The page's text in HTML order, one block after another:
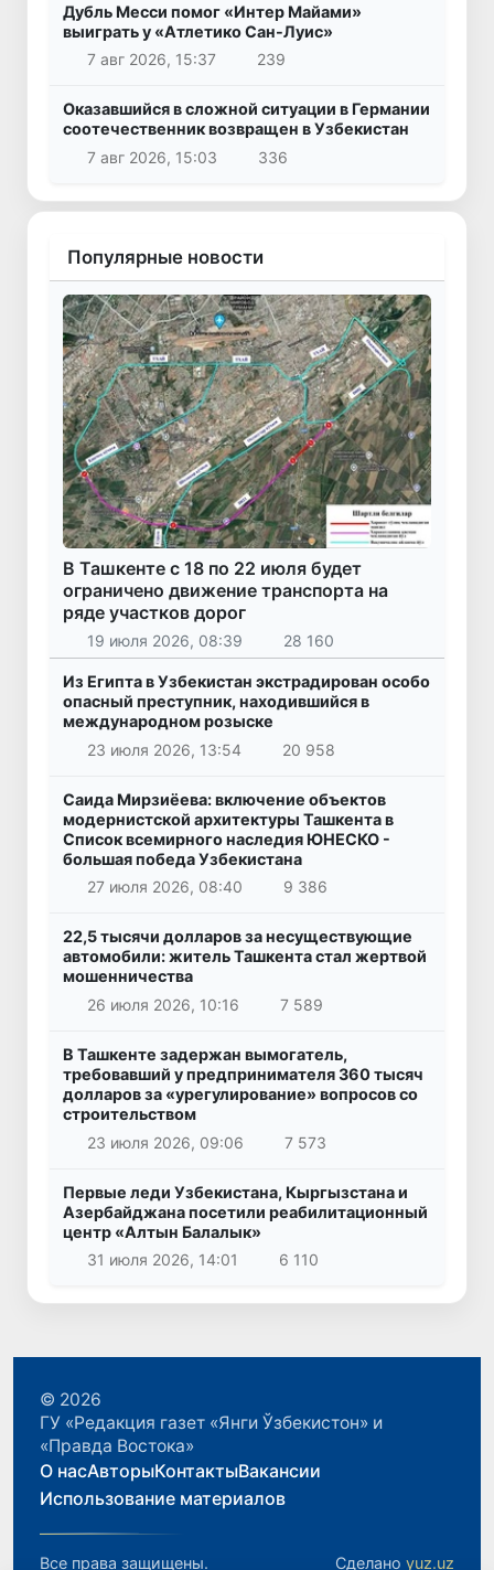
Дубль Месси помог «Интер Майами»
выиграть у «Атлетико Сан-Луис»
7 авг 2026, 15:37
239
Оказавшийся в сложной ситуации в Германии
соотечественник возвращен в Узбекистан
7 авг 2026, 15:03
336
Популярные новости
В Ташкенте с 18 по 22 июля будет
ограничено движение транспорта на
ряде участков дорог
19 июля 2026, 08:39 28 160
Из Египта в Узбекистан экстрадирован особо
опасный преступник, находившийся в
международном розыске
23 июля 2026, 13:54
20 958
Саида Мирзиёева: включение объектов
модернистской архитектуры Ташкента в
Список всемирного наследия ЮНЕСКО -
большая победа Узбекистана
27 июля 2026, 08:40
9 386
22,5 тысячи долларов за несуществующие
автомобили: житель Ташкента стал жертвой
мошенничества
26 июля 2026, 10:16
7 589
В Ташкенте задержан вымогатель,
требовавший у предпринимателя 360 тысяч
долларов за «урегулирование» вопросов со
строительством
23 июля 2026, 09:06
7 573
Первые леди Узбекистана, Кыргызстана и
Азербайджана посетили реабилитационный
центр «Алтын Балалык»
31 июля 2026, 14:01
6 110
© 2026
ГУ «Редакция газет «Янги Ўзбекистон» и
«Правда Востока»
О насАвторыКонтактыВакансии
Использование материалов
Все права защищены. Сделано yuz.uz